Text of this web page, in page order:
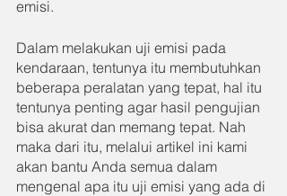
emisi.
Dalam melakukan uji emisi pada
kendaraan, tentunya itu membutuhkan
beberapa peralatan yang tepat, hal itu
tentunya penting agar hasil pengujian
bisa akurat dan memang tepat. Nah
maka dari itu, melalui artikel ini kami
akan bantu Anda semua dalam
mengenal apa itu uji emisi yang ada di